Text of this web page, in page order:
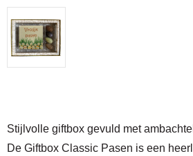
Stijlvolle giftbox gevuld met
De Giftbox Classic Pasen is een